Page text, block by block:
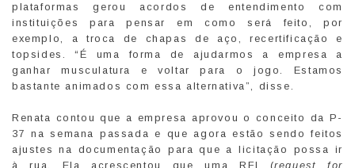
plataformas gerou acordos de entendimento com
instituições para pensar em como será feito, por
exemplo, a troca de chapas de aço, recertificação e
topsides. “É uma forma de ajudarmos a empresa a
ganhar musculatura e voltar para o jogo. Estamos
bastante animados com essa alternativa”, disse.
Renata contou que a empresa aprovou o conceito da P-
37 na semana passada e que agora estão sendo feitos
ajustes na documentação para que a licitação possa ir
à rua. Ela acrescentou que uma RFI (request for